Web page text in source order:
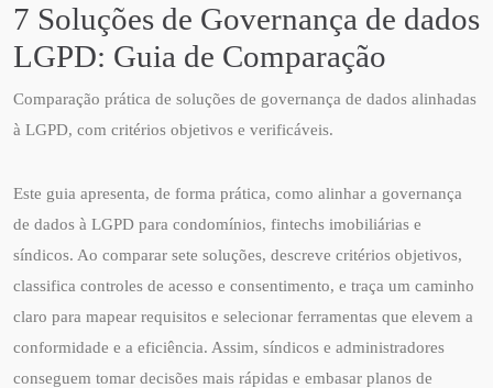
7 Soluções de Governança de dados
LGPD: Guia de Comparação
Comparação prática de soluções de governança de dados alinhadas
à LGPD, com critérios objetivos e verificáveis.
Este guia apresenta, de forma prática, como alinhar a governança
de dados à LGPD para condomínios, fintechs imobiliárias e
síndicos. Ao comparar sete soluções, descreve critérios objetivos,
classifica controles de acesso e consentimento, e traça um caminho
claro para mapear requisitos e selecionar ferramentas que elevem a
conformidade e a eficiência. Assim, síndicos e administradores
conseguem tomar decisões mais rápidas e embasar planos de